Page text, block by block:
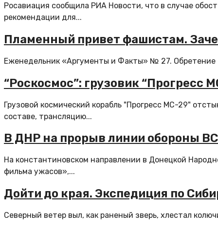
Росавиация сообщила РИА Новости, что в случае
рекомендации для...
Пламенный привет фашистам.
Еженедельник «Аргументы и Факты» № 27.
“Роскосмос”: грузовик “Прогресс
Грузовой космический корабль "Прогресс МС-29"
составе, трансляцию...
В ДНР на прорыв линии обороны
На константиновском направлении в Донецкой
фильма ужасов»,...
Дойти до края. Экспедиция по
Северный ветер выл, как раненый зверь, хлестал